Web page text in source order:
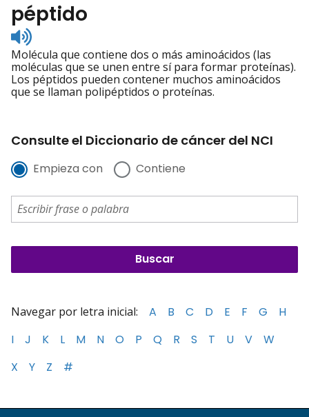
péptido
Listen
to
pronunciation
Molécula que contiene dos o más aminoácidos (las
moléculas que se unen entre sí para formar proteínas).
Los péptidos pueden contener muchos aminoácidos
que se llaman polipéptidos o proteínas.
Consulte el Diccionario de cáncer del NCI
Empieza con Contiene
Navegar por letra inicial: A B C D E F G
H
I
J K L M N O P Q R S T U V
W
X
Y Z #